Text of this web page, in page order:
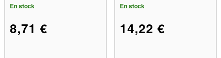
Mostrar
En stock
Artículos en venta
En stock
8,71 €
En stock
14,22 €